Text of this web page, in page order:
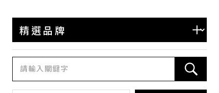
Ophidia
GG Canvas
GG Supreme Canvas
Dionysus